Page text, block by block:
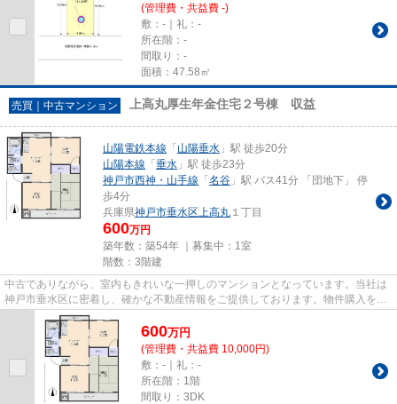
(管理費・共益費 -)
敷：-｜礼：-
所在階：-
間取り：-
面積：47.58㎡
売買｜中古マンション 上高丸厚生年金住宅２号棟 収益
山陽電鉄本線 「 山陽垂水 」駅 徒歩20分
山陽本線 「 垂水 」駅 徒歩23分
神戸市西神・山手線 「 名谷 」駅 バス41分 「団地下」 停
歩4分
兵庫県神戸市垂水区上高丸 １丁目
600万円
築年数：築54年 ｜募集中： 1室
階数：3階建
中古でありながら、室内もきれいな一押しのマンションとなっています。当社は
神戸市垂水区に密着し、確かな不動産情報をご提供しております。物件購入をご
検討の際には、当社へお気軽...
600万円
(管理費・共益費 10,000円)
敷：-｜礼：-
所在階：1階
間取り：3DK